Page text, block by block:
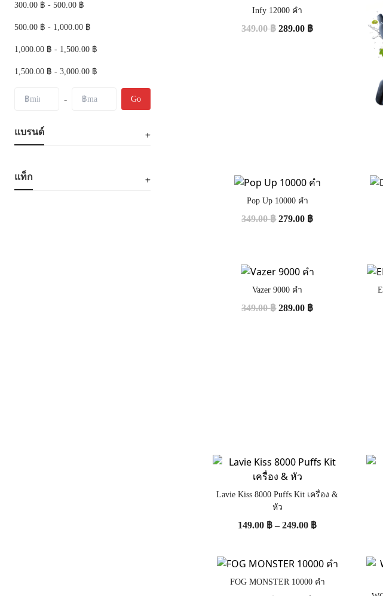
300.00 ฿ - 500.00 ฿
500.00 ฿ - 1,000.00 ฿
1,000.00 ฿ - 1,500.00 ฿
1,500.00 ฿ - 3,000.00 ฿
- Go
แบรนด์
แท็ก
Infy 12000 คำ
349.00฿ 289.00 ฿
Pop Up 10000 คำ
349.00฿ 279.00 ฿
Vazer 9000 คำ
349.00฿ 289.00 ฿
Lavie Kiss 8000 Puffs Kit เครื่อง &
หัว
149.00 ฿–249.00 ฿
FOG MONSTER 10000 คำ